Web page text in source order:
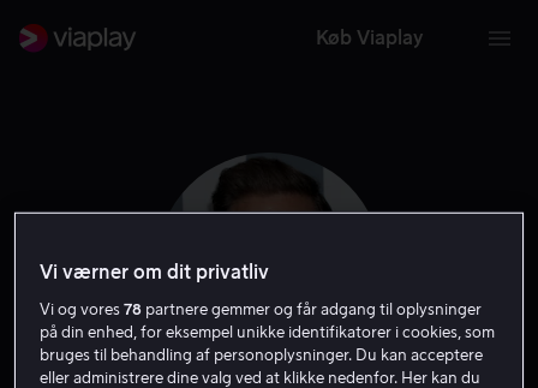
Køb Viaplay
Vi værner om dit privatliv
Vi og vores78 partnere gemmer og får adgang til oplysninger
på din enhed, for eksempel unikke identifikatorer i cookies, som
bruges til behandling af personoplysninger. Du kan acceptere
eller administrere dine valg ved at klikke nedenfor. Her kan du